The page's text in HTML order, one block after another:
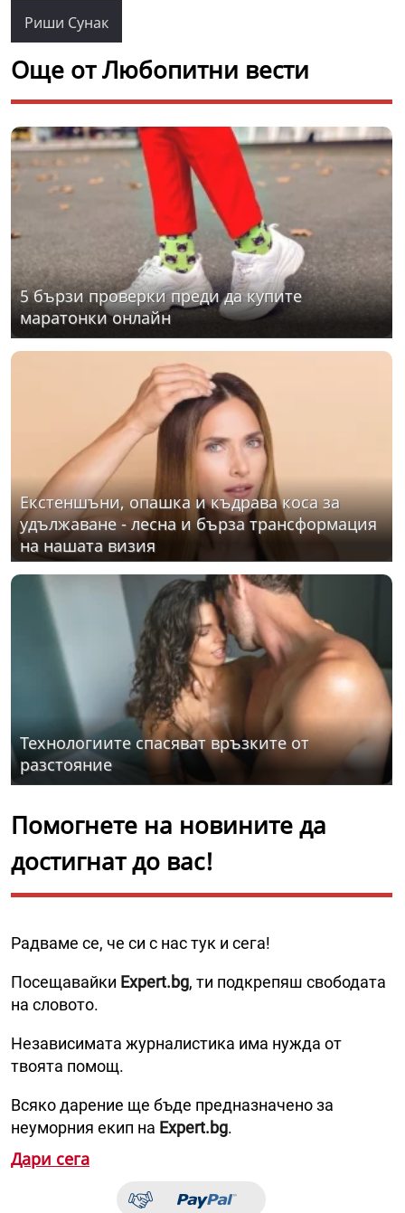
Риши Сунак
Още от Любопитни вести
5 бързи проверки преди да купите
маратонки онлайн
Екстеншъни, опашка и къдрава коса за
удължаване - лесна и бърза трансформация
на нашата визия
Технологиите спасяват връзките от
разстояние
Помогнете на новините да
достигнат до вас!
Радваме се, че си с нас тук и сега!
Посещавайки Expert.bg, ти подкрепяш свободата
на словото.
Независимата журналистика има нужда от
твоята помощ.
Всяко дарение ще бъде предназначено за
неуморния екип на Expert.bg.
Дари сега